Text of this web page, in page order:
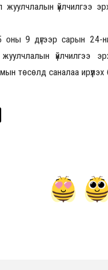
жуулчлалын үйлчилгээ
9 дүгээр сарын 24-
үйлчилгээ
төсөлд саналаа